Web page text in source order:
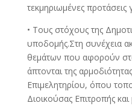
τεκμηριωμένες προτάσεις
• Τους στόχους της
υποδομής.Στη συνέχεια
θεμάτων που αφορούν
άπτονται της
Επιμελητηρίου, όπου
Διοικούσας Επιτροπής